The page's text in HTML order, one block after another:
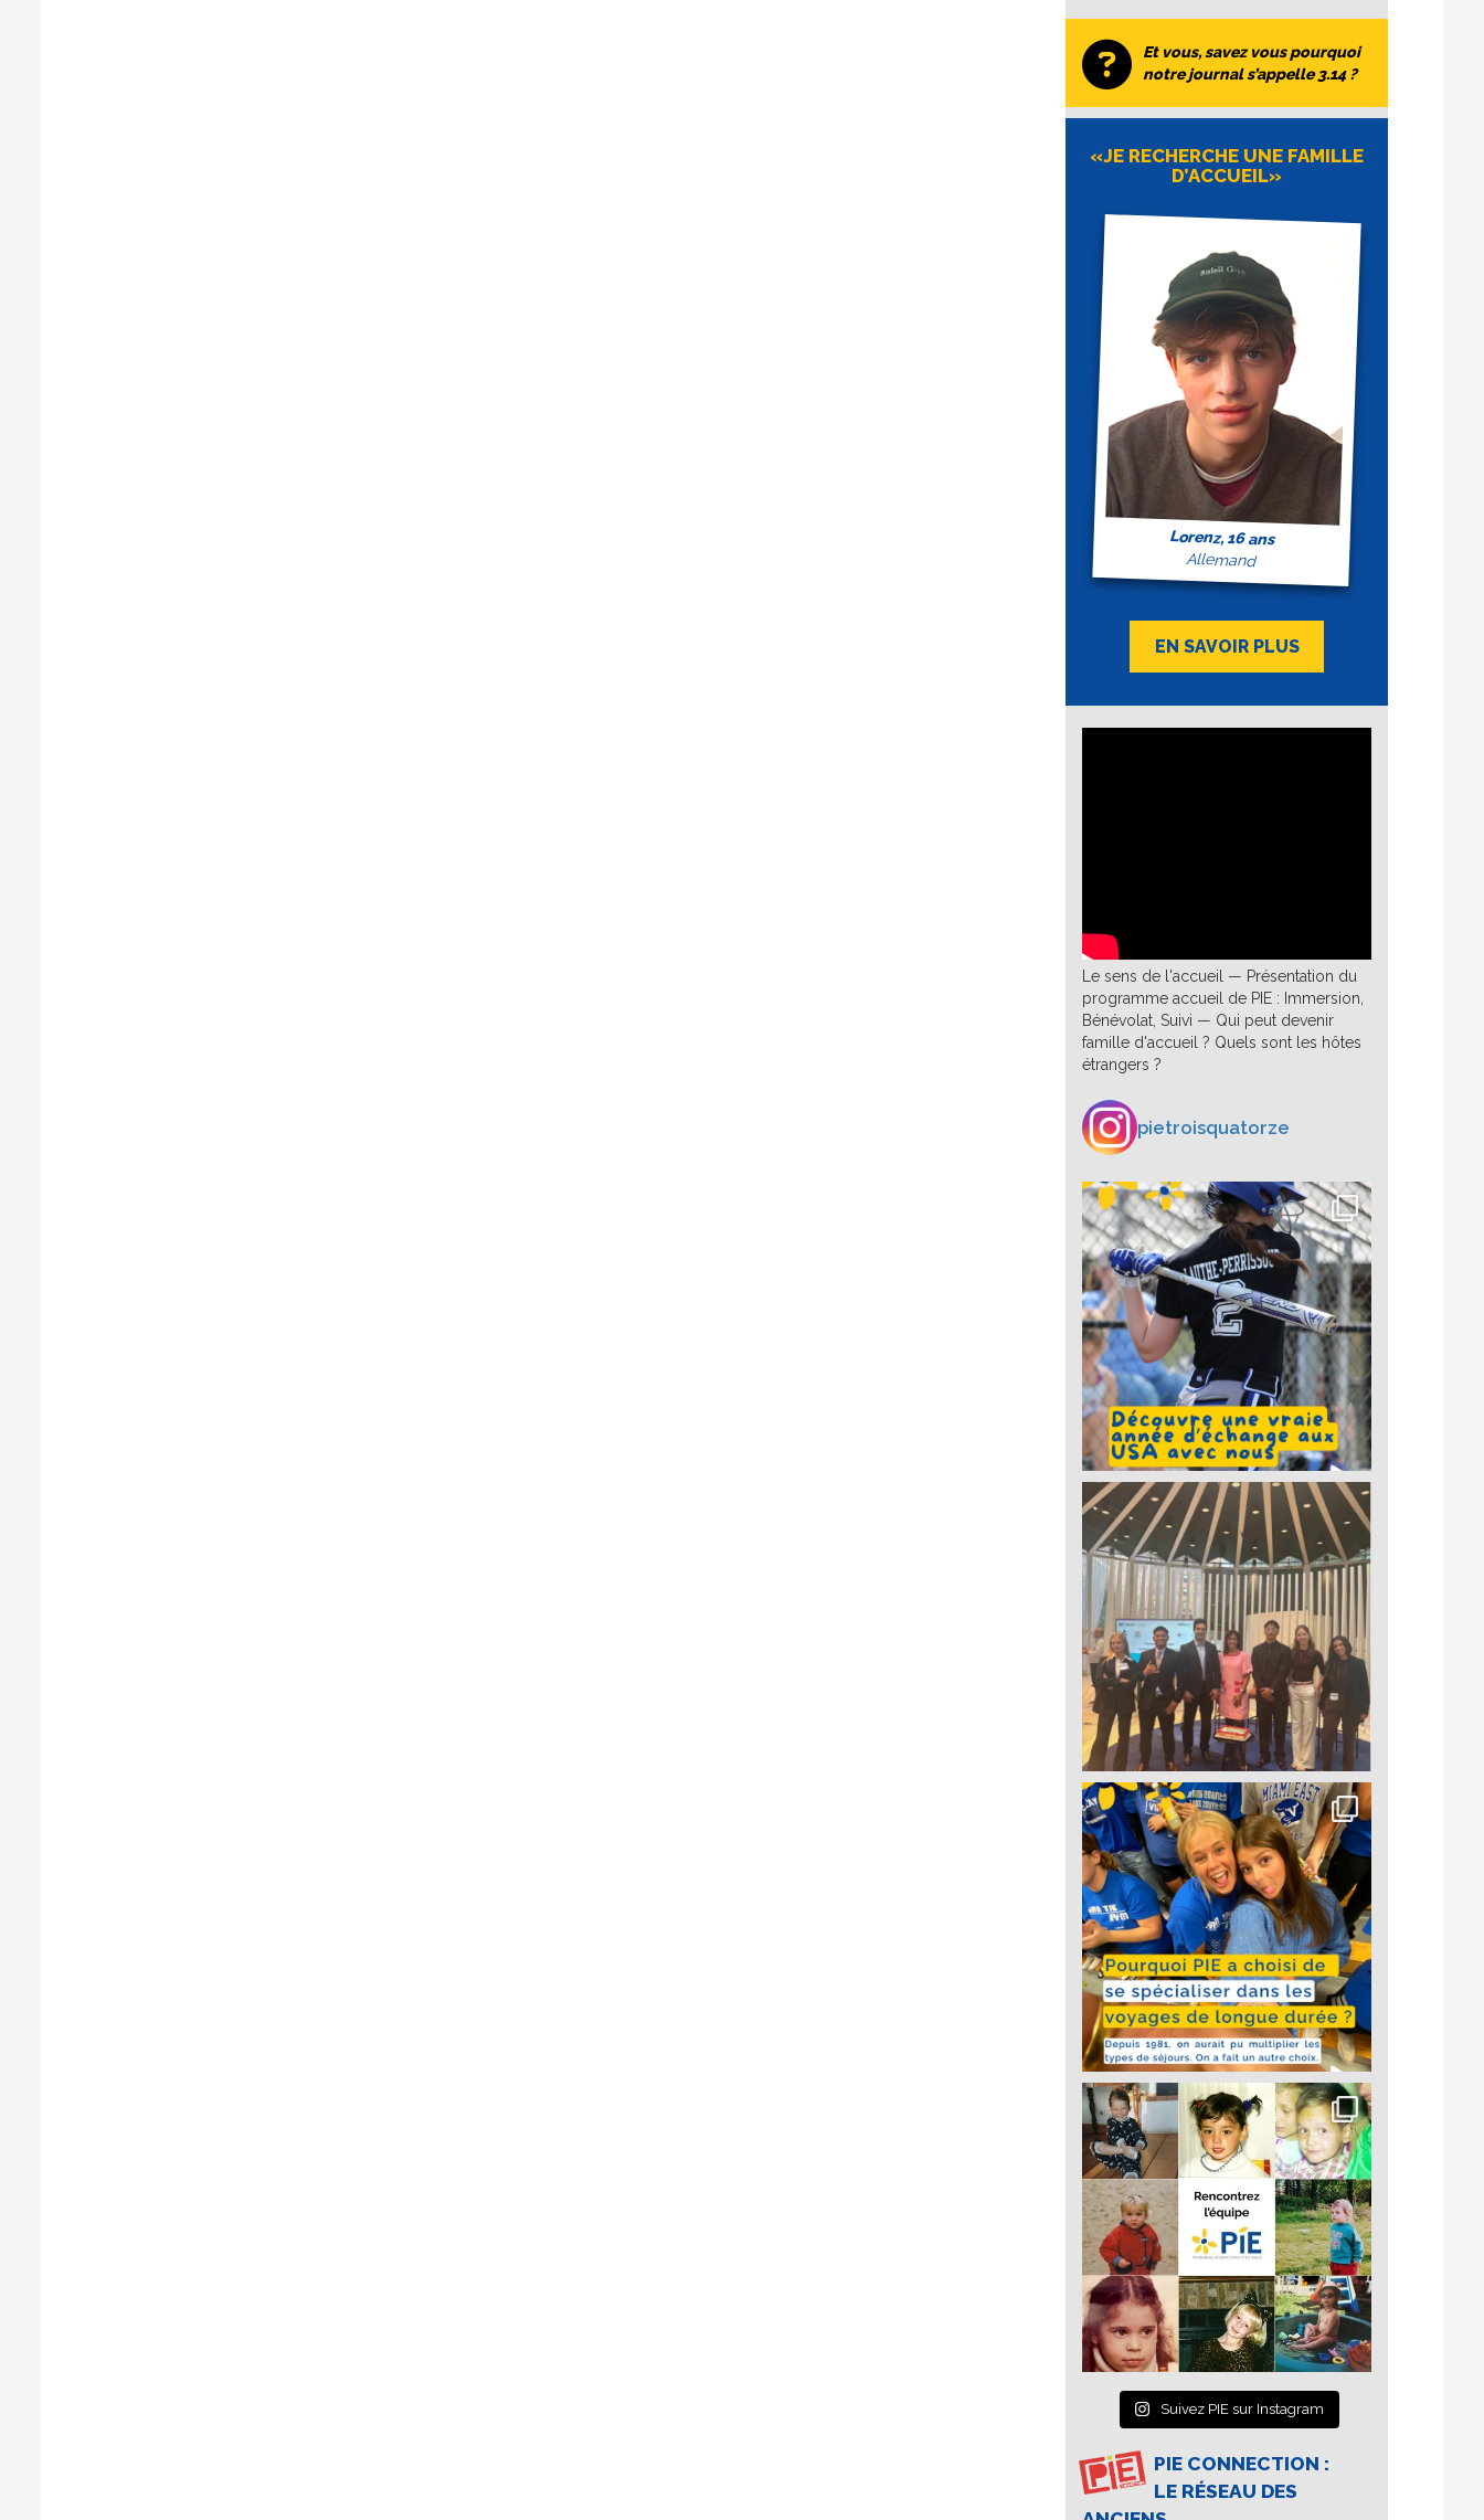
Et vous, savez vous pourquoi
notre journal s’appelle 3.14 ?
«JE RECHERCHE UNE FAMILLE
D’ACCUEIL»
Lorenz, 16 ans
Allemand
EN SAVOIR PLUS
Le sens de l'accueil — Présentation du
programme accueil de PIE : Immersion,
Bénévolat, Suivi — Qui peut devenir
famille d'accueil ? Quels sont les hôtes
étrangers ?
pietroisquatorze
Suivez PIE sur Instagram
PIE CONNECTION :
LE RÉSEAU DES